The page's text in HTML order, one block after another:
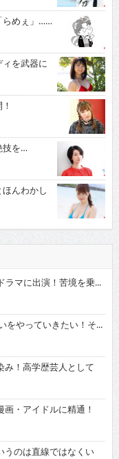
らめぇ」……
を武器に
技を…
んわかし
マに出演！苦境を乗...
をやっていきたい！そ...
！高学歴芸人として
・アイドルに精通！
のは直線ではなくい